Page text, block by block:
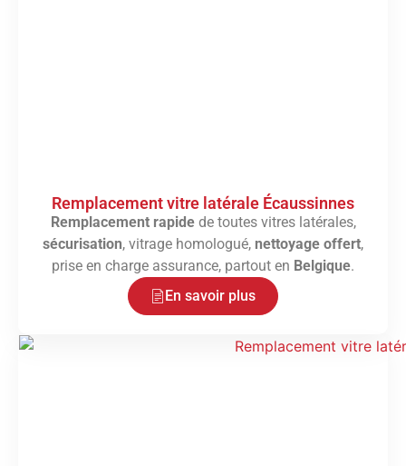
Remplacement vitre latérale Écaussinnes
Remplacement rapidede toutes vitres latérales,
sécurisation, vitrage homologué, nettoyage offert,
prise en charge assurance, partout en Belgique.
En savoir plus